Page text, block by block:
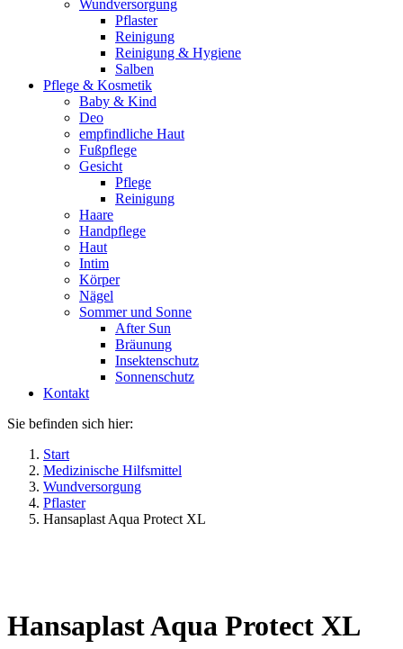
Wundversorgung
Pflaster
Reinigung
Reinigung & Hygiene
Salben
Pflege & Kosmetik
Baby & Kind
Deo
empfindliche Haut
Fußpflege
Gesicht
Pflege
Reinigung
Haare
Handpflege
Haut
Intim
Körper
Nägel
Sommer und Sonne
After Sun
Bräunung
Insektenschutz
Sonnenschutz
Kontakt
Sie befinden sich hier:
Start
Medizinische Hilfsmittel
Wundversorgung
Pflaster
Hansaplast Aqua Protect XL
Hansaplast Aqua Protect XL